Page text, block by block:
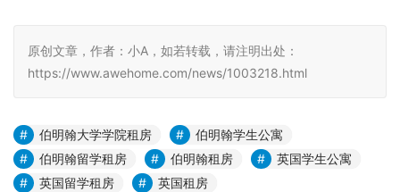
原创文章，作者：小A，如若转载，请注明出处：
https://www.awehome.com/news/1003218.html
伯明翰大学学院租房
伯明翰学生公寓
伯明翰留学租房
伯明翰租房
英国学生公寓
英国留学租房
英国租房